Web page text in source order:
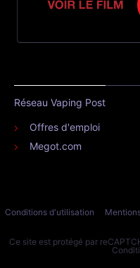
Réseau Vaping Post
Offres d'emploi
Megot.com
Conditions d'utilisation
Ce site est protégé par